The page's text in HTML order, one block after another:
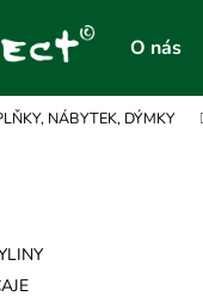
O nás
NÁBYTEK, DÝMKY